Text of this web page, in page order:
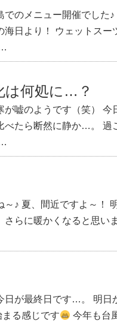
でのメニュー開催でした♪
海日より！ ウェットスー
は何処に…？
が嘘のようです（笑） 今
べたら断然に静か…。 過
～♪ 夏、間近ですよ～！
さらに暖かくなると思い
日が最終日です…。 明日
る感じです
今年も台